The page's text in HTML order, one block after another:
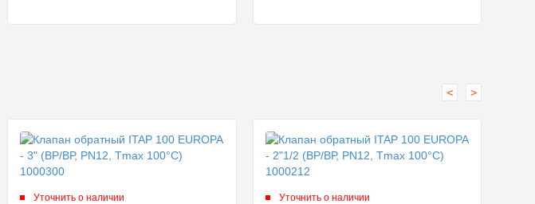
Уточнить о наличии Уточнить о наличии
< >